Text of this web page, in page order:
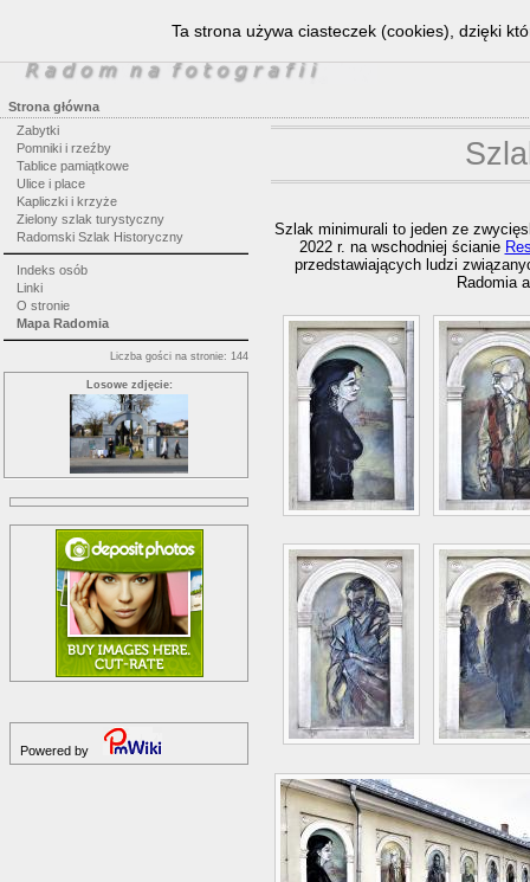
Strona główna
Zabytki
Pomniki i rzeźby
Tablice pamiątkowe
Ulice i place
Kapliczki i krzyże
Zielony szlak turystyczny
Radomski Szlak Historyczny
Indeks osób
Linki
O stronie
Mapa Radomia
Liczba gości na stronie: 144
Losowe zdjęcie:
Powered by
Szlak minimurali to jeden ze
2022 r. na wschodniej ścianie
przedstawiających ludzi
Radomia
Ta strona używa ciasteczek (cookies), dzięki